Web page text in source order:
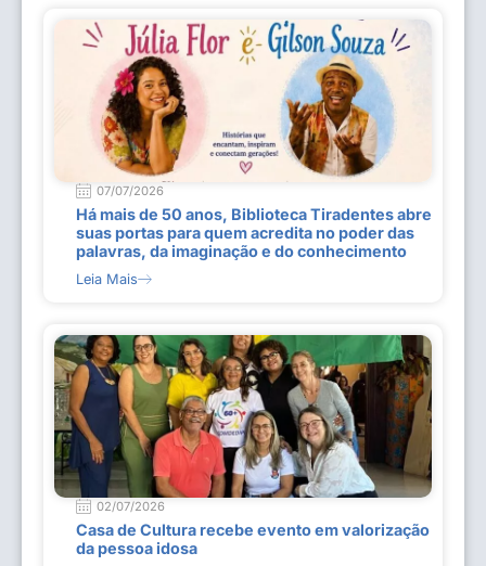
07/07/2026
Há mais de 50 anos, Biblioteca Tiradentes abre
suas portas para quem acredita no poder das
palavras, da imaginação e do conhecimento
Leia Mais
02/07/2026
Casa de Cultura recebe evento em valorização
da pessoa idosa